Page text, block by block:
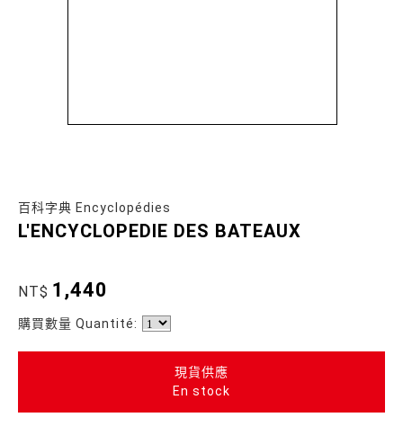
百科字典 Encyclopédies
L'ENCYCLOPEDIE DES BATEAUX
NT$ 1,440
購買數量 Quantité:
現貨供應
En stock